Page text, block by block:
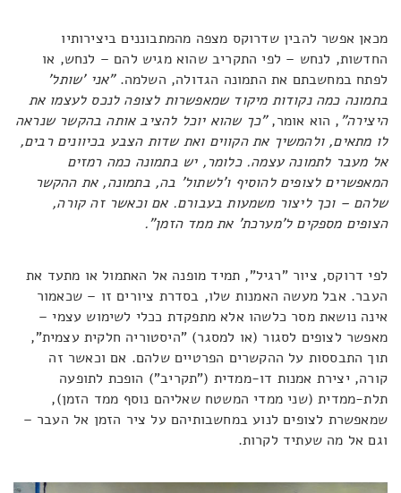
מכאן אפשר להבין שדרוקס מצפה מהמתבוננים ביצירותיו
החדשות, לנחש – לפי התקריב שהוא מגיש להם – לנחש, או
לפתח במחשבתם את התמונה הגדולה, השלמה."אני 'שותל'
בתמונה כמה נקודות מיקוד שמאפשרות לצופה לנכס לעצמו את
היצירה", הוא אומר,"כך שהוא יוכל להציב אותה בהקשר שנראה
לו מתאים, ולהמשיך את הקווים ואת שדות הצבע בכיוונים רבים,
אל מעבר לתמונה עצמה. כלומר, יש בתמונה כמה רמזים
המאפשרים לצופים להוסיף ו'לשתול' בה, בתמונה, את ההקשר
שלהם – וכך ליצור משמעות בעבורם. אם וכאשר זה קורה,
הצופים מספקים ל'מערכת' את ממד הזמן".
לפי דרוקס, ציור "רגיל", תמיד מופנה אל האתמול או מתעד את
העבר. אבל מעשה האמנות שלו, בסדרת ציורים זו – שכאמור
אינה נושאת מסר כלשהו אלא מתפקדת ככלי לשימוש עצמי –
מאפשר לצופים לסגור (או למסגר) "היסטוריה חלקית עצמית",
תוך התבססות על ההקשרים הפרטיים שלהם. אם וכאשר זה
קורה, יצירת אמנות דו-ממדית ("תקריב") הופכת לתופעה
תלת-ממדית (שני ממדי המשטח שאליהם נוסף ממד הזמן),
שמאפשרת לצופים לנוע במחשבותיהם על ציר הזמן אל העבר –
וגם אל מה שעתיד לקרות.